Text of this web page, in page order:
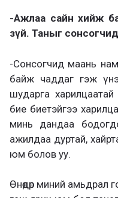
-Ажлаа сайн хийж
зүй. Таныг
-Сонсогчид маань
байж чаддаг гэж
шударга харилцаатай
бие биетэйгээ
минь дандаа
ажилдаа дуртай,
юм болов уу.
Өнөөдөр миний амьдрал